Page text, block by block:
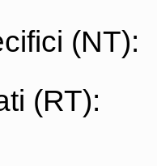
(NT):
(RT):